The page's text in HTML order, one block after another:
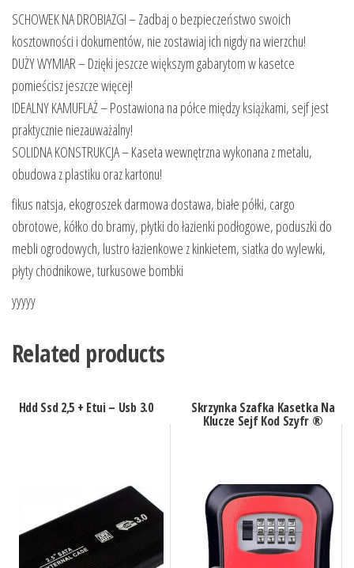
SCHOWEK NA DROBIAZGI – Zadbaj o bezpieczeństwo swoich
kosztowności i dokumentów, nie zostawiaj ich nigdy na wierzchu!
DUŻY WYMIAR – Dzięki jeszcze większym gabarytom w kasetce
pomieścisz jeszcze więcej!
IDEALNY KAMUFLAŻ – Postawiona na półce między książkami, sejf jest
praktycznie niezauważalny!
SOLIDNA KONSTRUKCJA – Kaseta wewnętrzna wykonana z metalu,
obudowa z plastiku oraz kartonu!
fikus natsja, ekogroszek darmowa dostawa, białe półki, cargo
obrotowe, kółko do bramy, płytki do łazienki podłogowe, poduszki do
mebli ogrodowych, lustro łazienkowe z kinkietem, siatka do wylewki,
płyty chodnikowe, turkusowe bombki
yyyyy
Related products
Hdd Ssd 2,5 + Etui – Usb 3.0 Skrzynka Szafka Kasetka Na
Klucze Sejf Kod Szyfr ®